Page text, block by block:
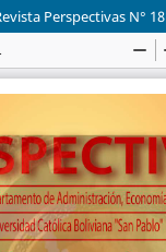
Perspectivas N° 18